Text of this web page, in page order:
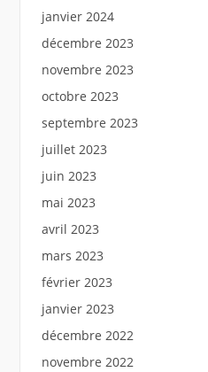
janvier 2024
décembre 2023
novembre 2023
octobre 2023
septembre 2023
juillet 2023
juin 2023
mai 2023
avril 2023
mars 2023
février 2023
janvier 2023
décembre 2022
novembre 2022